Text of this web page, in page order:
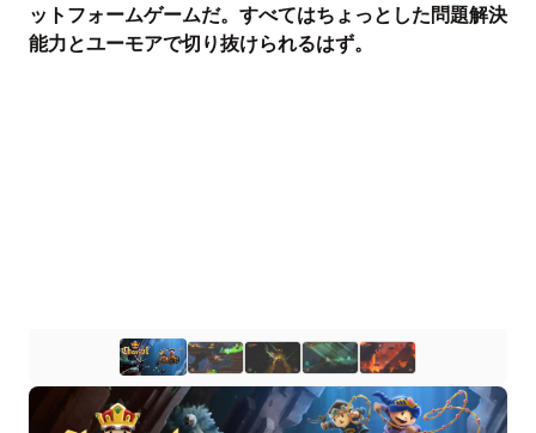
ットフォームゲームだ。すべてはちょっとした問題解決
能力とユーモアで切り抜けられるはず。